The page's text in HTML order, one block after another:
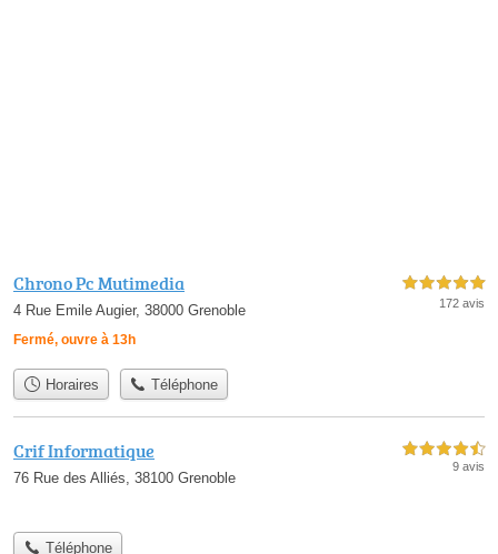
Chrono Pc Mutimedia
4 Rue Emile Augier, 38000 Grenoble
Fermé, ouvre à 13h
5,0 étoiles sur 5
172 avis
Horaires Téléphone
Crif Informatique
76 Rue des Alliés, 38100 Grenoble
4,5 étoiles sur 5
9 avis
Téléphone